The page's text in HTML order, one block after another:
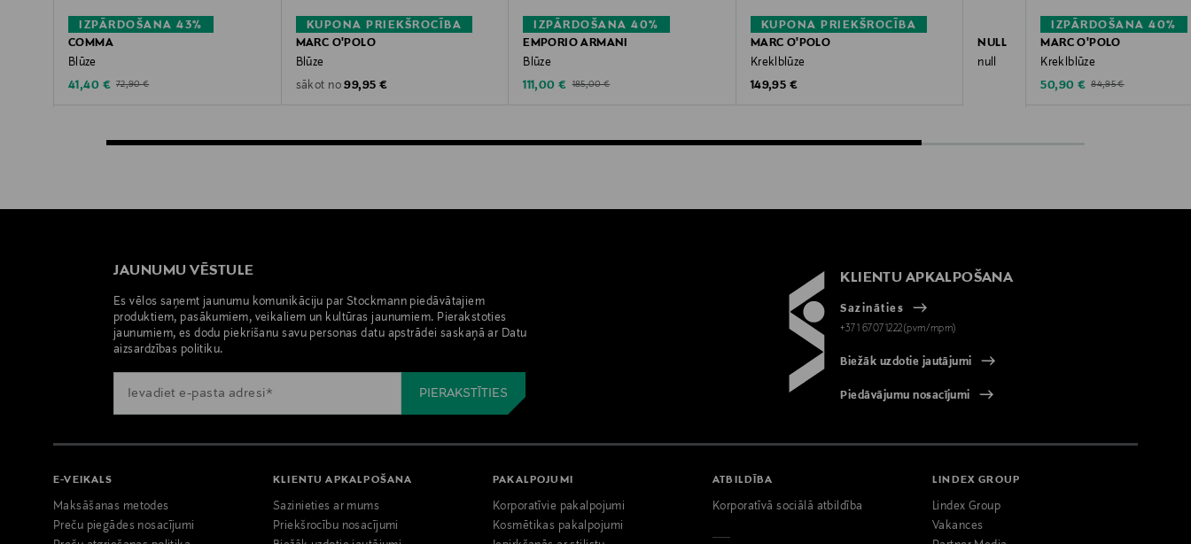
IZPĀRDOŠANA 43%
COMMA
Blūze
Discounted Price
41,40 € Original Price
72,90 €
KUPONA PRIEKŠROCĪBA
MARC O'POLO
Blūze
sākot no Original Price
99,95 €
IZPĀRDOŠANA 40%
EMPORIO ARMANI
Blūze
Discounted Price
111,00 € Original Price
185,00 €
KUPONA PRIEKŠROCĪBA
MARC O'POLO
Kreklblūze
Original Price
149,95 €
NULL
null
IZPĀRDOŠANA 40%
MARC O'POLO
Kreklblūze
Discounted Price
50,90 € Original Price
84,95 €
JAUNUMU VĒSTULE
Es vēlos saņemt jaunumu komunikāciju par Stockmann piedāvātajiem
produktiem, pasākumiem, veikaliem un kultūras jaunumiem. Pierakstoties
jaunumiem, es dodu piekrišanu savu personas datu apstrādei saskaņā ar Datu
aizsardzības politiku.
KLIENTU APKALPOŠANA
Sazināties
+371 67071222(pvm/mpm)
Biežāk uzdotie jautājumi
Piedāvājumu nosacījumi
E-VEIKALS
Maksāšanas metodes
Preču piegādes nosacījumi
KLIENTU APKALPOŠANA
Sazinieties ar mums
Priekšrocību nosacījumi
PAKALPOJUMI
Korporatīvie pakalpojumi
Kosmētikas pakalpojumi
ATBILDĪBA
Korporatīvā sociālā atbildība
LINDEX GROUP
Lindex Group
Vakances